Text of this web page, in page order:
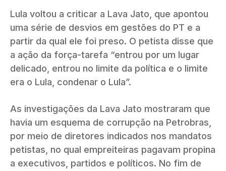
Lula voltou a criticar a Lava Jato, que apontou
uma série de desvios em gestões do PT e a
partir da qual ele foi preso. O petista disse que
a ação da força-tarefa “entrou por um lugar
delicado, entrou no limite da política e o limite
era o Lula, condenar o Lula”.
As investigações da Lava Jato mostraram que
havia um esquema de corrupção na Petrobras,
por meio de diretores indicados nos mandatos
petistas, no qual empreiteiras pagavam propina
a executivos, partidos e políticos. No fim de